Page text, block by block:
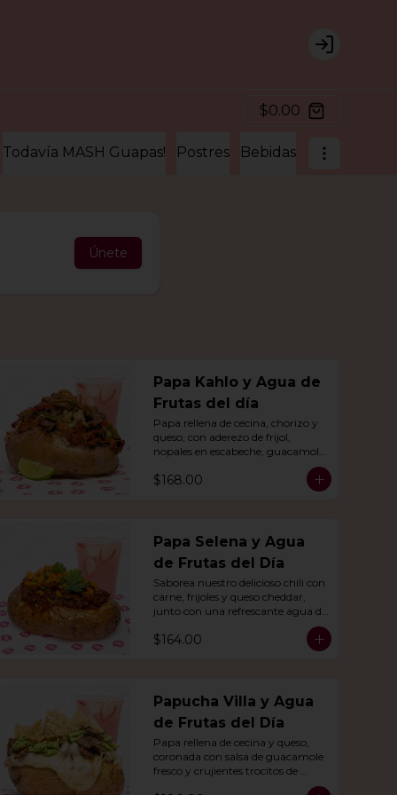
Login
$0.00
Todavía MASH Guapas! Postres Bebidas Extras para
Únete
Papa Kahlo y Agua de
Frutas del día
Papa rellena de cecina, chorizo y
queso, con aderezo de frijol,
nopales en escabeche, guacamole
maíz.
$168.00
Papa Selena y Agua
de Frutas del Día
Saborea nuestro delicioso chili con
carne, frijoles y queso cheddar,
junto con una refrescante agua de
$164.00
Papucha Villa y Agua
de Frutas del Día
Papa rellena de cecina y queso,
coronada con salsa de guacamole
fresco y crujientes trocitos de
chicharrón. Acompañada de una